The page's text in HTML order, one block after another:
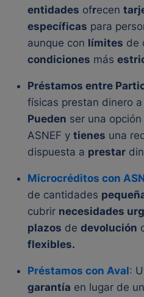
entidades ofrecen
específicas para
aunque con límites de
condiciones más
Préstamos entre
físicas prestan dinero
Pueden ser una
ASNEF y tienes una
dispuesta a prestar
Microcréditos con
de cantidades
cubrir necesidades
plazos de devolución
flexibles.
Préstamos con Aval:
garantía en lugar de